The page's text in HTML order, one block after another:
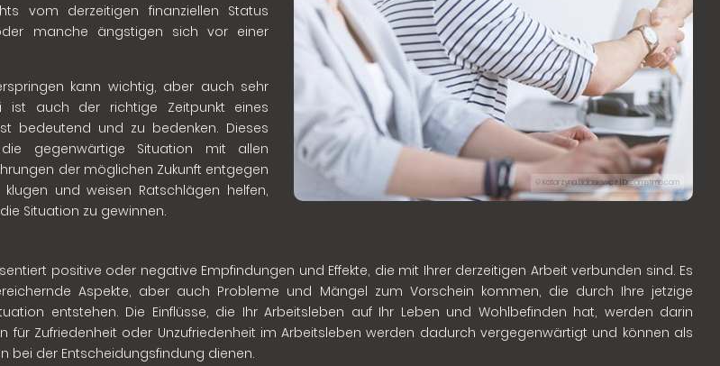
© Katarzyna Bialasiewicz | Dreamstime.com
vom derzeitigen finanziellen Status
manche ängstigen sich vor einer
kann wichtig, aber auch sehr
ist auch der richtige Zeitpunkt eines
bedeutend und zu bedenken. Dieses
gegenwärtige Situation mit allen
der möglichen Zukunft entgegen
und weisen Ratschlägen helfen,
Situation zu gewinnen.
positive oder negative Empfindungen und Effekte, die mit Ihrer derzeitigen Arbeit verbunden sind. Es
Aspekte, aber auch Probleme und Mängel zum Vorschein kommen, die durch Ihre jetzige
entstehen. Die Einflüsse, die Ihr Arbeitsleben auf Ihr Leben und Wohlbefinden hat, werden darin
für Zufriedenheit oder Unzufriedenheit im Arbeitsleben werden dadurch vergegenwärtigt und können als
bei der Entscheidungsfindung dienen.